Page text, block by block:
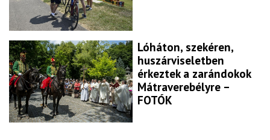
Lóháton, szekéren,
huszárviseletben
érkeztek a zarándokok
Mátraverebélyre –
FOTÓK